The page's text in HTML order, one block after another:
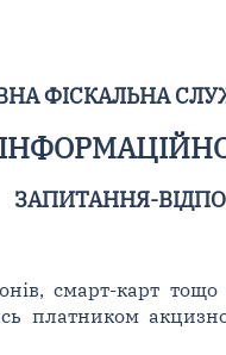
ФІСКАЛЬНА
ЗАПИТАННЯ-
смарт-карт
платником